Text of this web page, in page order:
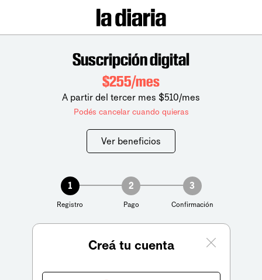
Suscripción digital
$255/mes
A partir del tercer mes $510/mes
Podés cancelar cuando quieras
Ver beneficios
1
Registro
2
Pago
3
Confirmación
Creá tu cuenta